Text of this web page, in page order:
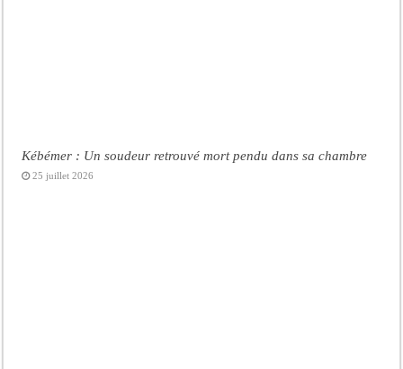
Kébémer : Un soudeur retrouvé mort pendu dans sa chambre
25 juillet 2026